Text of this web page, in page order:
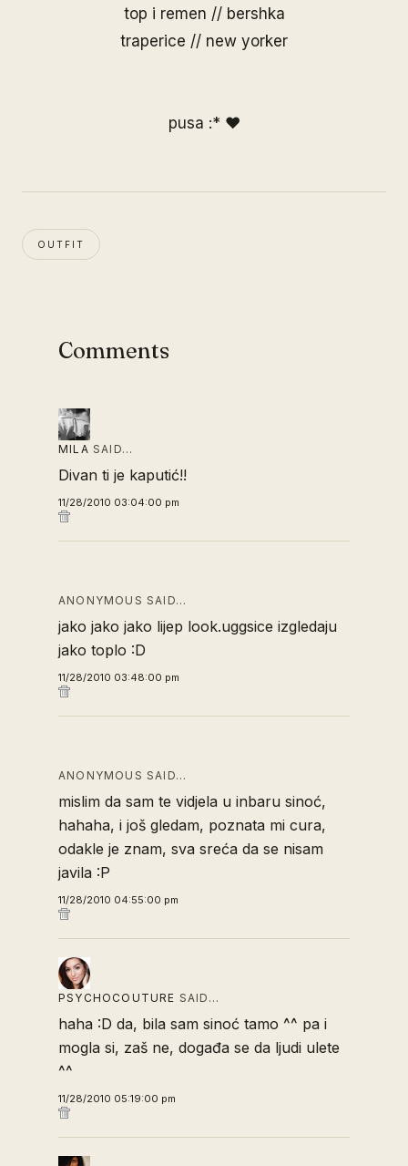
top i remen // bershka
traperice // new yorker
pusa :* ♥
OUTFIT
Comments
MILA SAID…
Divan ti je kaputić!!
11/28/2010 03:04:00 pm
ANONYMOUS SAID…
jako jako jako lijep look.uggsice izgledaju
jako toplo :D
11/28/2010 03:48:00 pm
ANONYMOUS SAID…
mislim da sam te vidjela u inbaru sinoć,
hahaha, i još gledam, poznata mi cura,
odakle je znam, sva sreća da se nisam
javila :P
11/28/2010 04:55:00 pm
PSYCHOCOUTURE SAID…
haha :D da, bila sam sinoć tamo ^^ pa i
mogla si, zaš ne, događa se da ljudi ulete
^^
11/28/2010 05:19:00 pm